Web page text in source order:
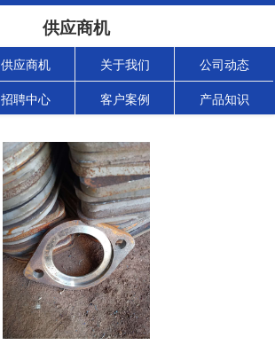
供应商机
供应商机 关于我们 公司动态
招聘中心 客户案例 产品知识